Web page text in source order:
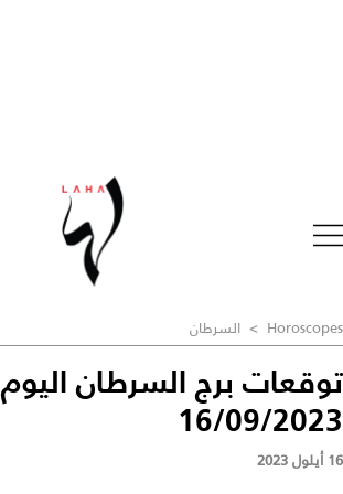
Horoscopes
> السرطان
توقعات برج السرطان اليوم
16/09/2023
16 أيلول 2023